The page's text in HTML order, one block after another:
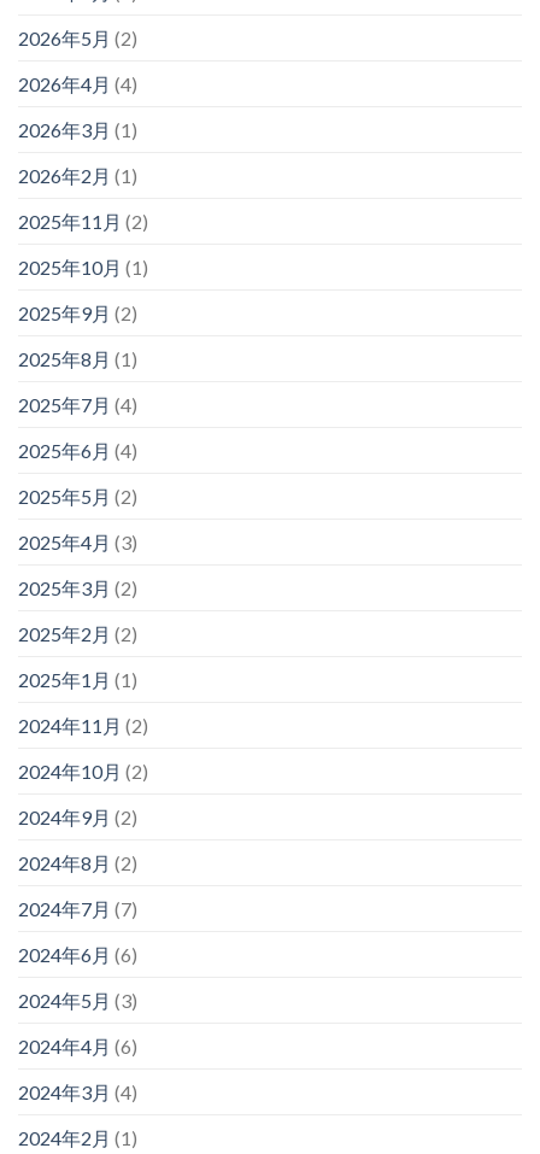
2026年5月 (2)
2026年4月 (4)
2026年3月 (1)
2026年2月 (1)
2025年11月 (2)
2025年10月 (1)
2025年9月 (2)
2025年8月 (1)
2025年7月 (4)
2025年6月 (4)
2025年5月 (2)
2025年4月 (3)
2025年3月 (2)
2025年2月 (2)
2025年1月 (1)
2024年11月 (2)
2024年10月 (2)
2024年9月 (2)
2024年8月 (2)
2024年7月 (7)
2024年6月 (6)
2024年5月 (3)
2024年4月 (6)
2024年3月 (4)
2024年2月 (1)